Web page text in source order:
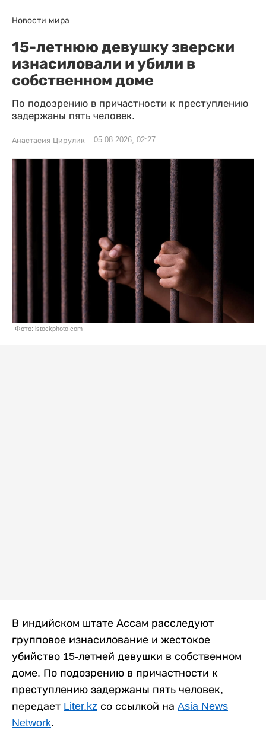
Новости мира
15-летнюю девушку зверски
изнасиловали и убили в
собственном доме
По подозрению в причастности к преступлению
задержаны пять человек.
Анастасия Цирулик 05.08.2026, 02:27
Фото: istockphoto.com
В индийском штате Ассам расследуют
групповое изнасилование и жестокое
убийство 15-летней девушки в собственном
доме. По подозрению в причастности к
преступлению задержаны пять человек,
передает Liter.kz со ссылкой на Asia News
Network.